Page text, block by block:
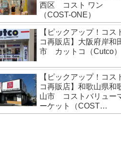
西区 コスト ワン
（COST-ONE）
【ピックアップ！コス
コ再販店】大阪府岸和
市 カットコ（Cutco）
【ピックアップ！コス
コ再販店】和歌山県和
山市 コストバリュー
ーケット（COST
VALUE MARKET）島